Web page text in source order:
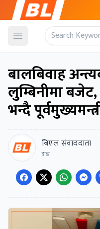
Open menu
बालबिवाह
लुम्बिनीमा
भन्दै
बिएल संवाददाता
दाङ